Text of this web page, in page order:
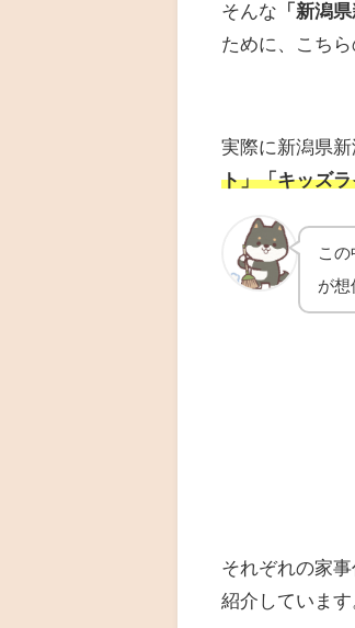
そんな 「新潟
ために、こち
実際に新潟県
ト」「キッズ
こ
が想
それぞれの家
紹介しています